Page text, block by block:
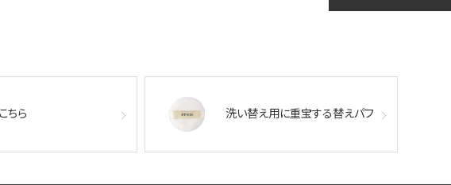
ちら 洗い替え用に重宝する替えパフ